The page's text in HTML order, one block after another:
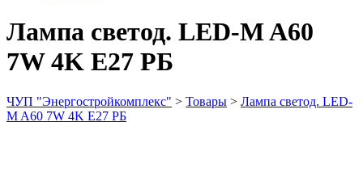
Лампа светод. LED-M A60
7W 4K Е27 РБ
ЧУП "Энергостройкомплекс" > Товары > Лампа светод. LED-
M A60 7W 4K Е27 РБ